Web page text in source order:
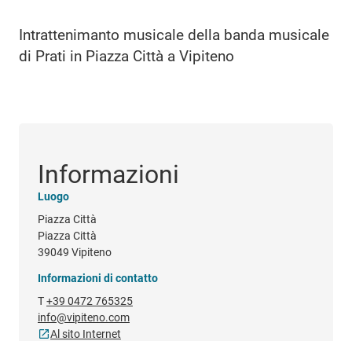
Intrattenimanto musicale della banda musicale
di Prati in Piazza Città a Vipiteno
Informazioni
Luogo
Piazza Città
Piazza Città
39049 Vipiteno
Informazioni di contatto
T+39 0472 765325
info@vipiteno.com
Al sito Internet